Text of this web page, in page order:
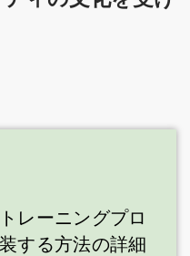
レーニングプロ
する方法の詳細